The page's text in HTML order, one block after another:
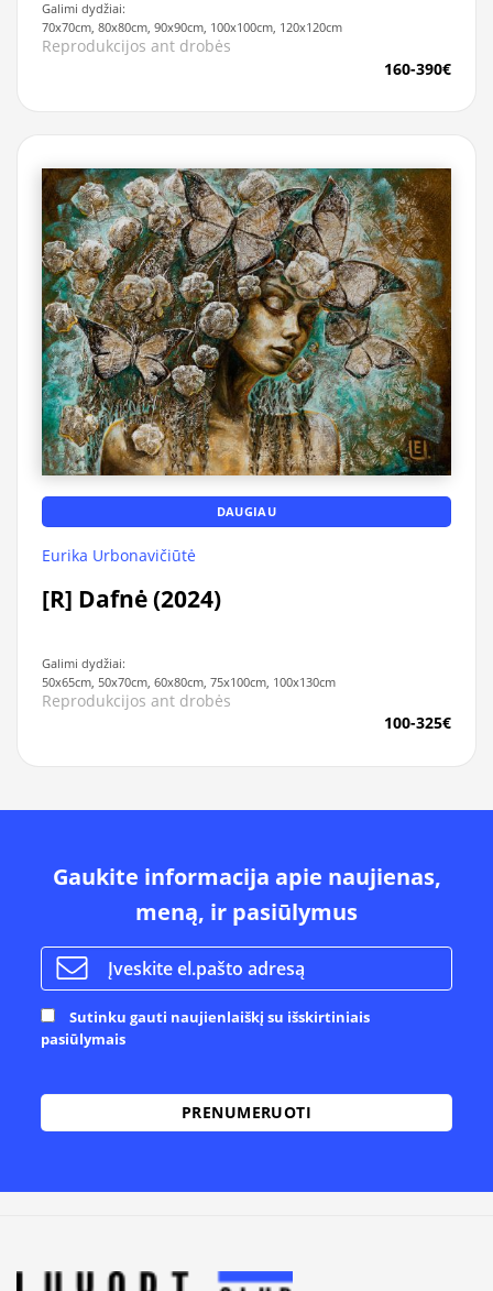
Galimi dydžiai:
70x70cm, 80x80cm, 90x90cm, 100x100cm, 120x120cm
Reprodukcijos ant drobės
160-390€
DAUGIAU
Eurika Urbonavičiūtė
[R] Dafnė (2024)
Galimi dydžiai:
50x65cm, 50x70cm, 60x80cm, 75x100cm, 100x130cm
Reprodukcijos ant drobės
100-325€
Gaukite informacija apie naujienas,
meną, ir pasiūlymus
Sutinku gauti naujienlaiškį su išskirtiniais
pasiūlymais